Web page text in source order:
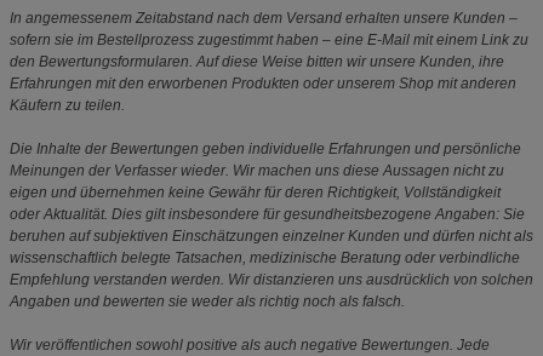
In angemessenem Zeitabstand nach dem Versand erhalten unsere Kunden –
sofern sie im Bestellprozess zugestimmt haben – eine E-Mail mit einem Link zu
den Bewertungsformularen. Auf diese Weise bitten wir unsere Kunden, ihre
Erfahrungen mit den erworbenen Produkten oder unserem Shop mit anderen
Käufern zu teilen.
Die Inhalte der Bewertungen geben individuelle Erfahrungen und persönliche
Meinungen der Verfasser wieder. Wir machen uns diese Aussagen nicht zu
eigen und übernehmen keine Gewähr für deren Richtigkeit, Vollständigkeit
oder Aktualität. Dies gilt insbesondere für gesundheitsbezogene Angaben: Sie
beruhen auf subjektiven Einschätzungen einzelner Kunden und dürfen nicht als
wissenschaftlich belegte Tatsachen, medizinische Beratung oder verbindliche
Empfehlung verstanden werden. Wir distanzieren uns ausdrücklich von solchen
Angaben und bewerten sie weder als richtig noch als falsch.
Wir veröffentlichen sowohl positive als auch negative Bewertungen. Jede